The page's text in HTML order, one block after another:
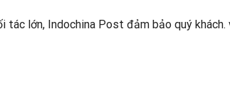
lớn, Indochina Post đảm bảo quý khách.